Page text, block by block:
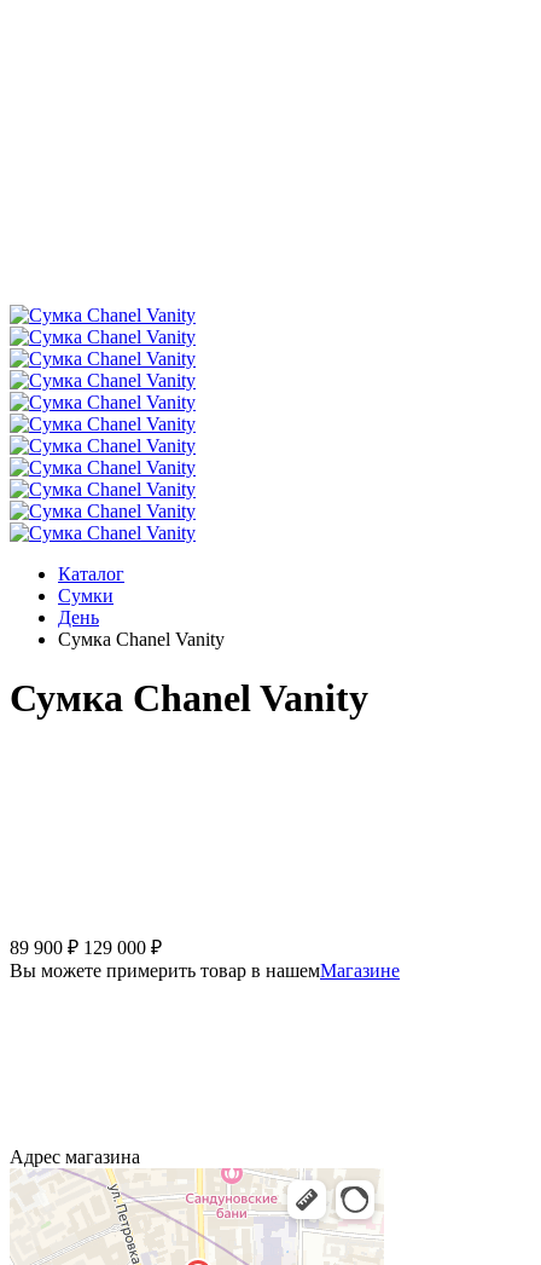
Каталог
Сумки
День
Сумка Chanel Vanity
Сумка Chanel Vanity
89 900 ₽ 129 000 ₽
Вы можете примерить товар в нашемМагазине
Адрес магазина